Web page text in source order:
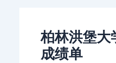
柏林洪堡大
成绩单